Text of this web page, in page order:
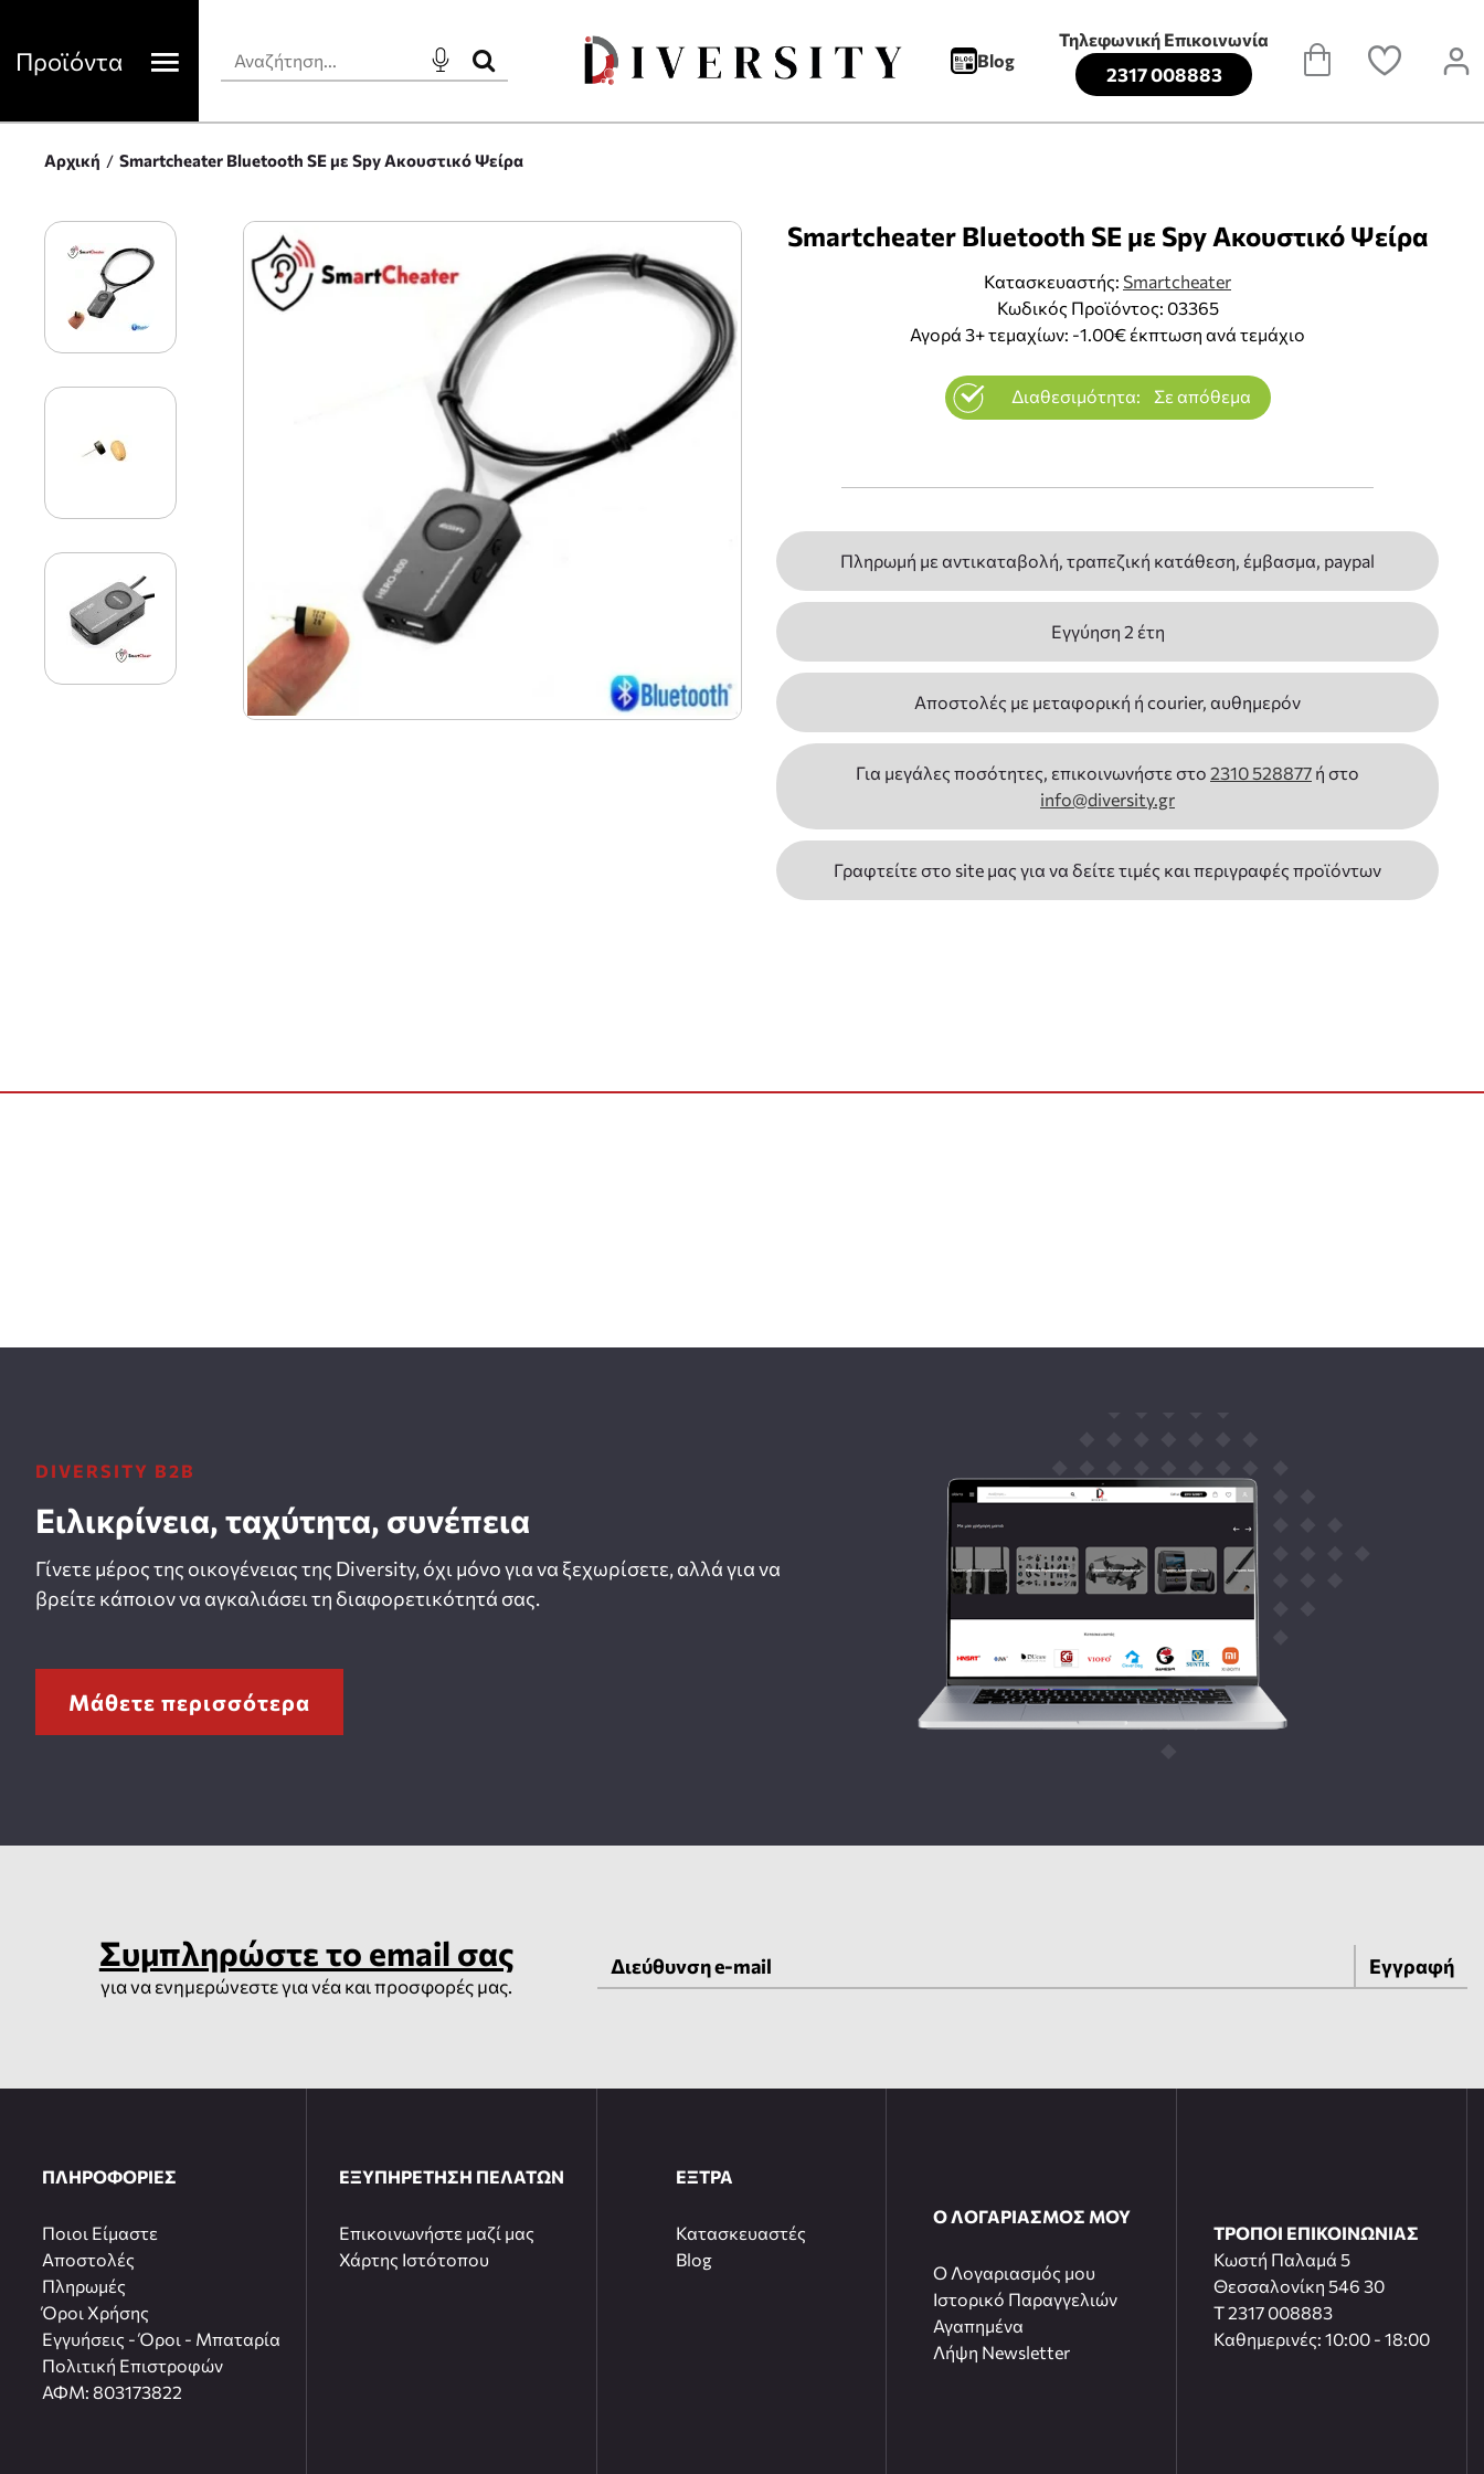
Προϊόντα Blog
Τηλεφωνική Επικοινωνία
2317 008883
Αρχική Smartcheater Bluetooth SE με Spy Ακουστικό Ψείρα
Smartcheater Bluetooth SE με Spy Ακουστικό Ψείρα
Κατασκευαστής: Smartcheater
Κωδικός Προϊόντος: 03365
Αγορά 3+ τεμαχίων: -1.00€ έκπτωση ανά τεμάχιο
Διαθεσιμότητα: Σε απόθεμα
Πληρωμή με αντικαταβολή, τραπεζική κατάθεση, έμβασμα, paypal
Εγγύηση 2 έτη
Αποστολές με μεταφορική ή courier, αυθημερόν
Για μεγάλες ποσότητες, επικοινωνήστε στο 2310 528877 ή στο
info@diversity.gr
Γραφτείτε στο site μας για να δείτε τιμές και περιγραφές προϊόντων
DIVERSITY B2B
Ειλικρίνεια, ταχύτητα, συνέπεια
Γίνετε μέρος της οικογένειας της Diversity, όχι μόνο για να ξεχωρίσετε, αλλά για να
βρείτε κάποιον να αγκαλιάσει τη διαφορετικότητά σας.
Μάθετε περισσότερα
Συμπληρώστε το email σας
για να ενημερώνεστε για νέα και προσφορές μας.
Εγγραφή
ΠΛΗΡΟΦΟΡΙΕΣ
Ποιοι Είμαστε
Αποστολές
Πληρωμές
Όροι Χρήσης
Εγγυήσεις - Όροι - Μπαταρία
Πολιτική Επιστροφών
ΑΦΜ: 803173822
ΕΞΥΠΗΡΕΤΗΣΗ ΠΕΛΑΤΩΝ
Επικοινωνήστε μαζί μας
Χάρτης Ιστότοπου
ΕΞΤΡΑ
Κατασκευαστές
Blog
Ο ΛΟΓΑΡΙΑΣΜΟΣ ΜΟΥ
O Λογαριασμός μου
Ιστορικό Παραγγελιών
Αγαπημένα
Λήψη Newsletter
ΤΡΟΠΟΙ ΕΠΙΚΟΙΝΩΝΙΑΣ
Κωστή Παλαμά 5
Θεσσαλονίκη 546 30
T 2317 008883
Καθημερινές: 10:00 - 18:00